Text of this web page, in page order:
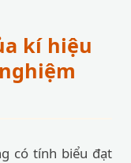
kí hiệu
có tính biểu đạt